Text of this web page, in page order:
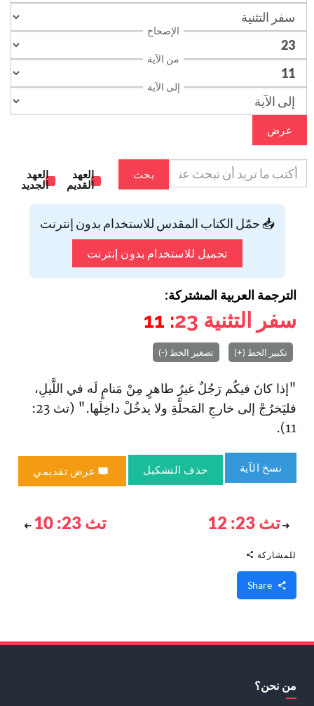
الإصحاح
من الآية
إلى الآية
عرض
بحث
العهد
القديم
العهد
الجديد
📥 حمّل الكتاب المقدس للاستخدام بدون إنترنت
تحميل للاستخدام بدون إنترنت
الترجمة العربية المشتركة:
سفر التثنية 23
: 11
تكبير الخط (+) تصغير الخط (-)
"إذا كانَ فيكُم رَجُلٌ غيرُ طاهرٍ مِنْ مَنامٍ لَه في اللَّيلِ،
فليَخرُجْ إلى خارجِ المَحلَّةِ ولا يدخُلْ داخِلَها." (تث 23:
11).
نسخ الآية حذف التشكيل عرض تقديمي
تث 23: 12 تث 23: 10
للمشاركة
من نحن؟